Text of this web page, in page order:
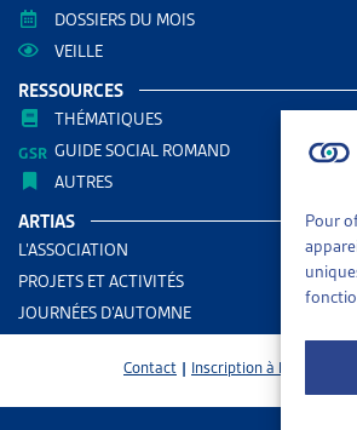
Pour
DOSSIERS DU MOIS
VEILLE
RESSOURCES
THÉMATIQUES
GUIDE SOCIAL ROMAND
AUTRES
ARTIAS
L’ASSOCIATION
PROJETS ET ACTIVITÉS
JOURNÉES D’AUTOMNE
Contact | Inscription à la